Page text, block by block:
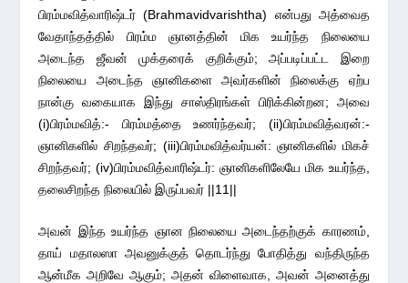
பிரம்மவித்வாரிஷ்டர் (Brahmavidvarishtha) என்பது அத்வைத
வேதாந்தத்தில் பிரம்ம ஞானத்தின் மிக உயர்ந்த நிலையை
அடைந்த ஜீவன் முக்தரைக் குறிக்கும்; அப்படிப்பட்ட இறை
நிலையை அடைந்த ஞானிகளை அவர்களின் நிலைக்கு ஏற்ப
நான்கு வகையாக இந்து சாஸ்திரங்கள் பிரிக்கின்றன; அவை
(i)பிரம்மவித்:- பிரம்மத்தை உணர்ந்தவர்; (ii)பிரம்மவித்வரன்:-
ஞானிகளில் சிறந்தவர்; (iii)பிரம்மவித்வர்யன்: ஞானிகளில் மிகச்
சிறந்தவர்; (iv)பிரம்மவித்வாரிஷ்டர்: ஞானிகளிலேயே மிக உயர்ந்த,
தலைசிறந்த நிலையில் இருப்பவர் ||11||
அவன் இந்த உயர்ந்த ஞான நிலையை அடைந்தற்குக் காரணம்,
தாய் மதாலஸா அவனுக்குத் தொடர்ந்து போதித்து வந்திருந்த
ஆன்மீக அறிவே ஆகும்; அதன் விளைவாக, அவன் அனைத்து